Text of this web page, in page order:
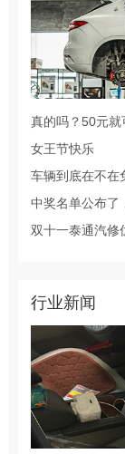
真的吗？50元就
女王节快乐
车辆到底在不在
中奖名单公布了
双十一泰通汽修
行业新闻